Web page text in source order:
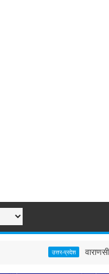
उत्तर-प्रदेश वाराणसी :